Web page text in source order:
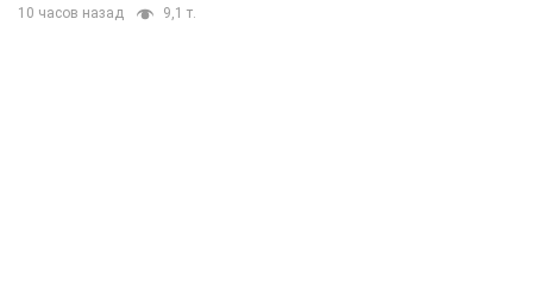
10 часов назад 9,1 т.